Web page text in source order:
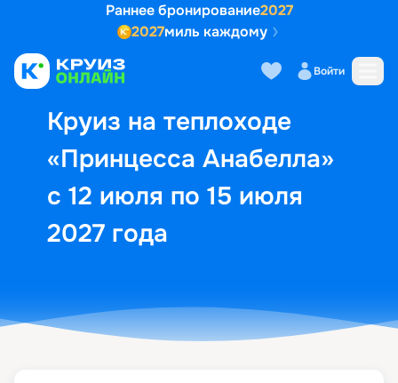
Раннее бронирование2027
2027миль каждому
Войти
Круиз на теплоходе
«Принцесса Анабелла»
с 12 июля по 15 июля
2027 года
Выбор кают Маршрут и